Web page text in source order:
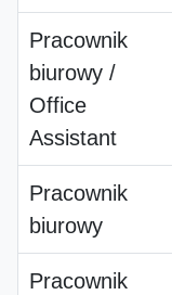
Pracownik
biurowy /
Office
Assistant
Pracownik
biurowy
Pracownik